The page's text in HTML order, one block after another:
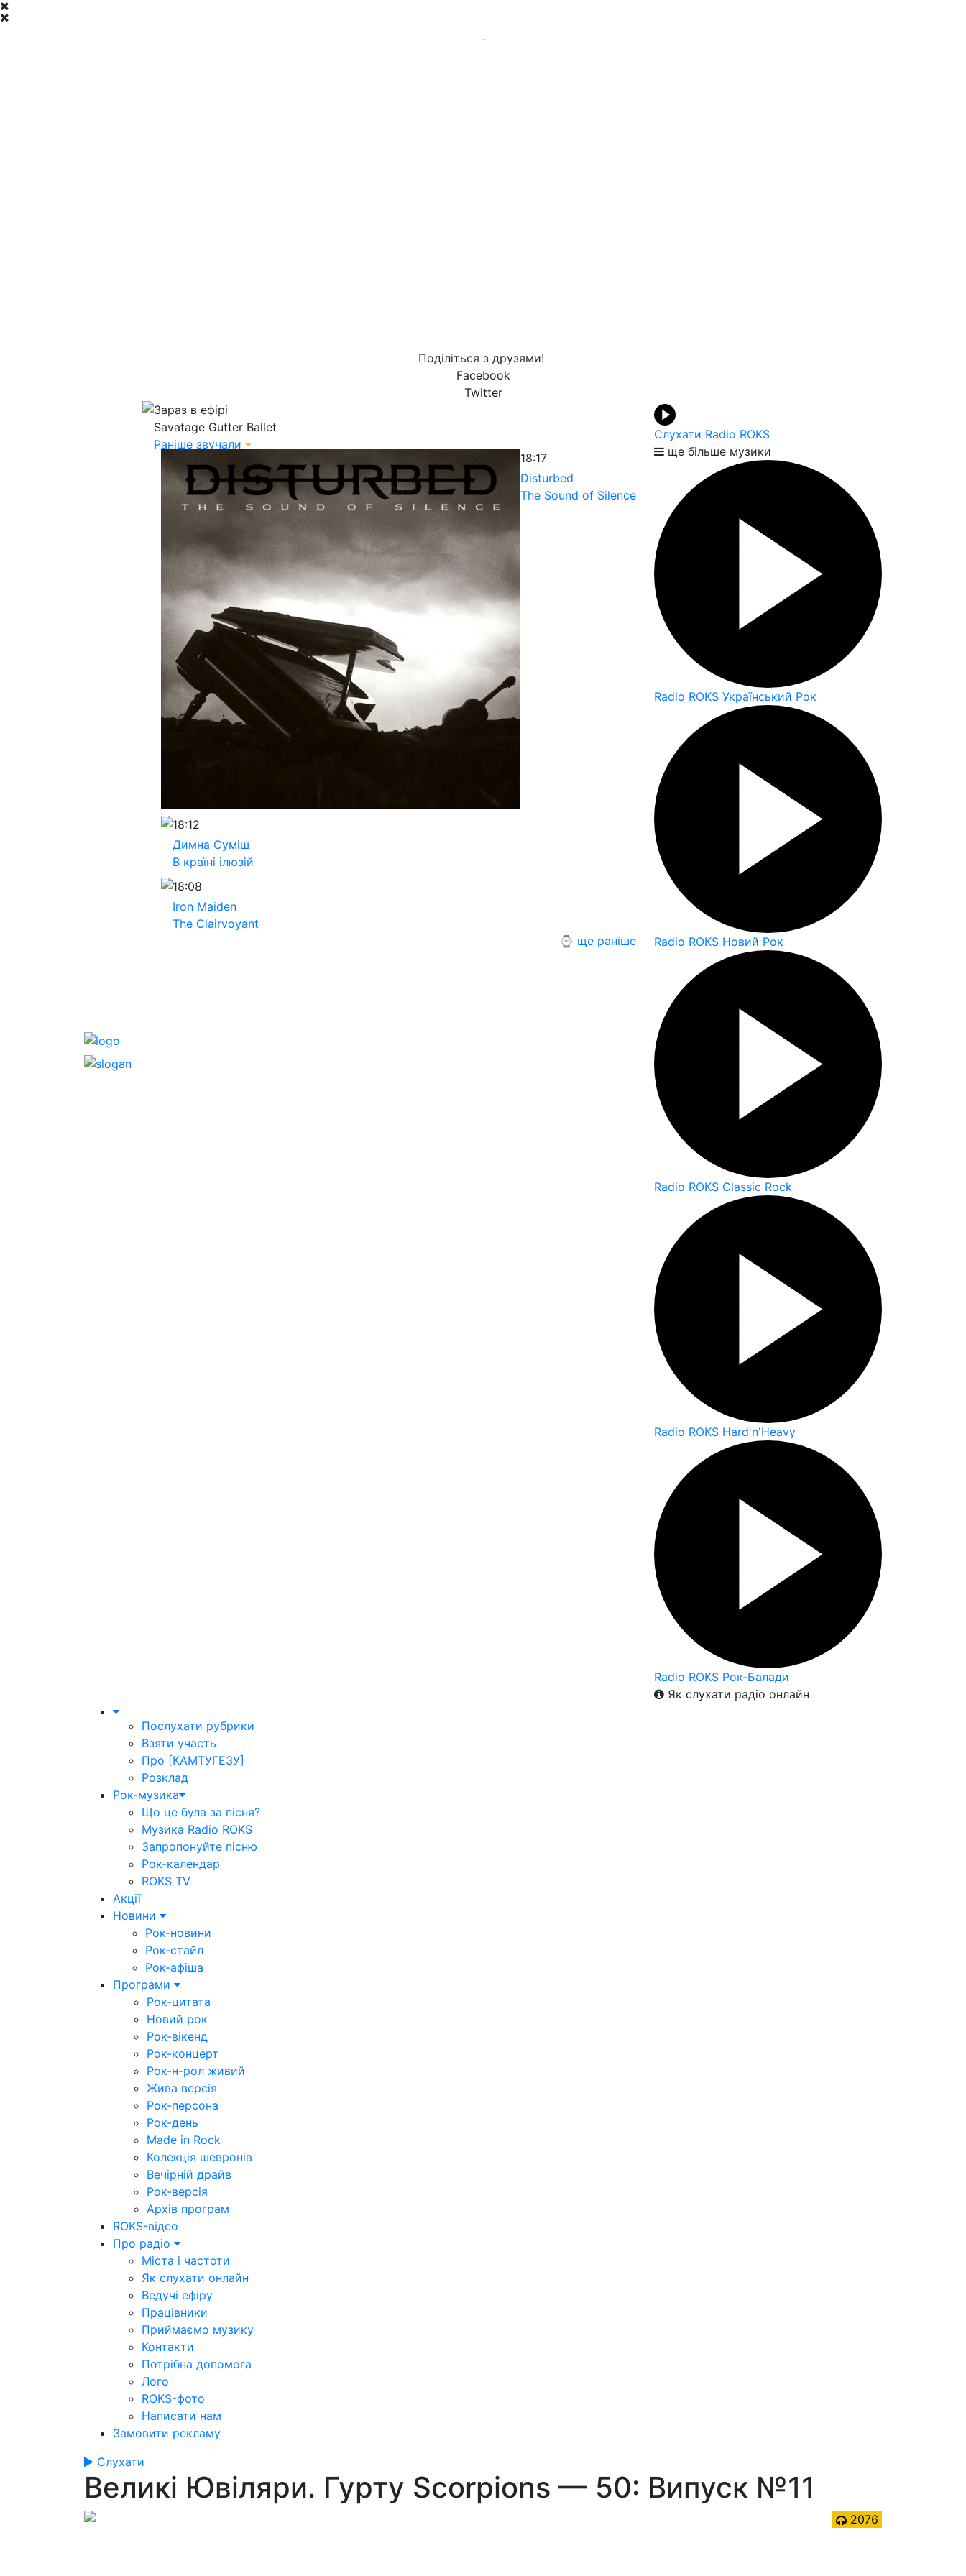
-
Поділіться з друзями!
Facebook
Twitter
Зараз в ефірі
Savatage Gutter Ballet
Раніше звучали
18:17
Disturbed
The Sound of Silence
18:12
Димна Суміш
В країні ілюзій
18:08
Iron Maiden
The Clairvoyant
⌚ ще раніше
Слухати Radio ROKS
ще більше музики
Radio ROKS Український Рок
Radio ROKS Новий Рок
Radio ROKS Classic Rock
Radio ROKS Hard'n'Heavy
Radio ROKS Рок-Балади
Як слухати радіо онлайн
Послухати рубрики
Взяти участь
Про [КАМТУГЕЗУ]
Розклад
Рок-музика
Що це була за пісня?
Музика Radio ROKS
Запропонуйте пісню
Рок-календар
ROKS TV
Акції
Новини
Рок-новини
Рок-стайл
Рок-афіша
Програми
Рок-цитата
Новий рок
Рок-вікенд
Рок-концерт
Рок-н-рол живий
Жива версія
Рок-персона
Рок-день
Made in Rock
Колекція шевронів
Вечірній драйв
Рок-версія
Архів програм
ROKS-відео
Про радіо
Міста і частоти
Як слухати онлайн
Ведучі ефіру
Працівники
Приймаємо музику
Контакти
Потрібна допомога
Лого
ROKS-фото
Написати нам
Замовити рекламу
Слухати
Великі Ювіляри. Гурту Scorpions — 50: Випуск №11
2076